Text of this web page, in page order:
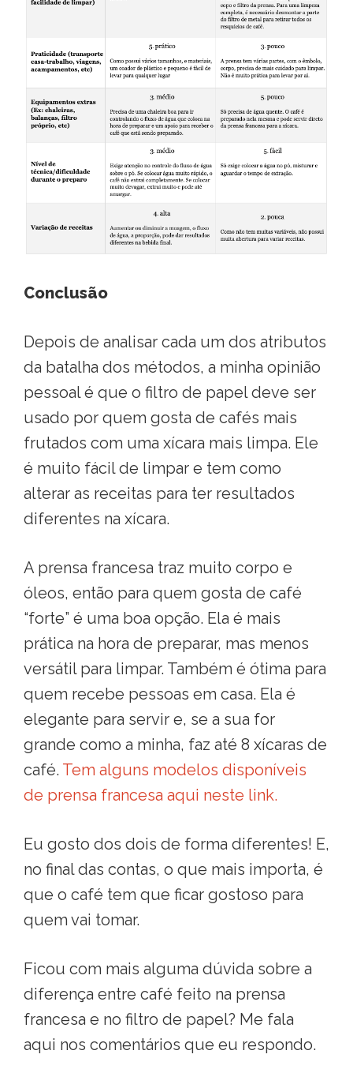
Conclusão
Depois de analisar cada um dos atributos
da batalha dos métodos, a minha opinião
pessoal é que o filtro de papel deve ser
usado por quem gosta de cafés mais
frutados com uma xícara mais limpa. Ele
é muito fácil de limpar e tem como
alterar as receitas para ter resultados
diferentes na xícara.
A prensa francesa traz muito corpo e
óleos, então para quem gosta de café
“forte” é uma boa opção. Ela é mais
prática na hora de preparar, mas menos
versátil para limpar. Também é ótima para
quem recebe pessoas em casa. Ela é
elegante para servir e, se a sua for
grande como a minha, faz até 8 xícaras de
café. Tem alguns modelos disponíveis
de prensa francesa aqui neste link.
Eu gosto dos dois de forma diferentes! E,
no final das contas, o que mais importa, é
que o café tem que ficar gostoso para
quem vai tomar.
Ficou com mais alguma dúvida sobre a
diferença entre café feito na prensa
francesa e no filtro de papel? Me fala
aqui nos comentários que eu respondo.